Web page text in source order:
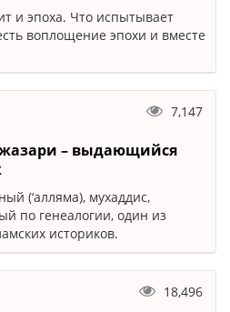
и эпоха. Что испытывает
воплощение эпохи и вместе
7,147
– выдающийся
(‘алляма), мухаддис,
по генеалогии, один из
историков.
18,496